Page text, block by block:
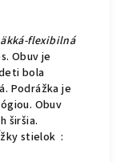
flexibilná
Obuv je
bola
Podrážka je
Obuv
širšia.
stielok :